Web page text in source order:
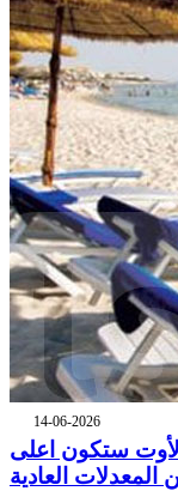
14-06-2026
لأوت ستكون اعلى